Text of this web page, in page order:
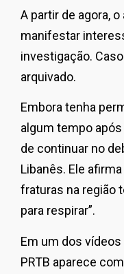
A partir de agora,
manifestar
investigação.
arquivado.
Embora tenha
algum tempo
de continuar no
Libanês. Ele
fraturas na região
para respirar”.
Em um dos
PRTB aparece